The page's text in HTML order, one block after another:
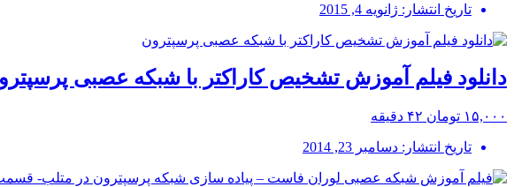
تاریخ انتشار: ژانویه 4, 2015
دانلود فیلم آموزش تشخیص کاراکتر با شبکه عصبی
۱۵,۰۰۰ تومان ۴۲ دقیقه
تاریخ انتشار: دسامبر 23, 2014